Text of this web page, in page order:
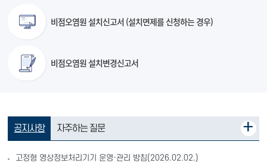
비점오염원 설치신고서 (설치면제를 신청하는 경우)
비점오염원 설치변경신고서
공지사항
고정형 영상정보처리기기 운영·관리 방침(2026.02.02.)
자주하는 질문